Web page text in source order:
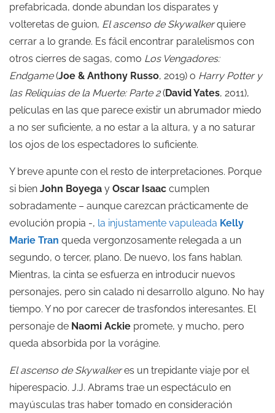
prefabricada, donde abundan los disparates y
volteretas de guion, El ascenso de Skywalkerquiere
cerrar a lo grande. Es fácil encontrar paralelismos con
otros cierres de sagas, como Los Vengadores:
Endgame(Joe & Anthony Russo, 2019) o Harry Potter y
las Reliquias de la Muerte: Parte 2(David Yates, 2011),
películas en las que parece existir un abrumador miedo
a no ser suficiente, a no estar a la altura, y a no saturar
los ojos de los espectadores lo suficiente.
Y breve apunte con el resto de interpretaciones. Porque
si bien John Boyega y Oscar Isaac cumplen
sobradamente – aunque carezcan prácticamente de
evolución propia -, la injustamente vapuleada Kelly
Marie Tran queda vergonzosamente relegada a un
segundo, o tercer, plano. De nuevo, los fans hablan.
Mientras, la cinta se esfuerza en introducir nuevos
personajes, pero sin calado ni desarrollo alguno. No hay
tiempo. Y no por carecer de trasfondos interesantes. El
personaje de Naomi Ackie promete, y mucho, pero
queda absorbida por la vorágine.
El ascenso de Skywalkeres un trepidante viaje por el
hiperespacio. J.J. Abrams trae un espectáculo en
mayúsculas tras haber tomado en consideración